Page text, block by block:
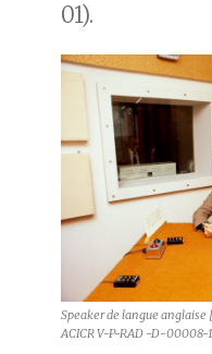
01).
Speaker de langue anglaise
ACICR V-P-RAD -D-00008-